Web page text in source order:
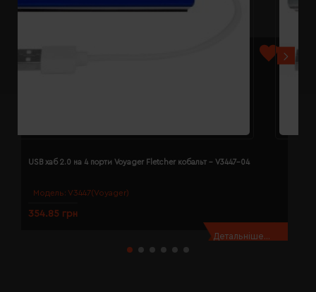
Модель: V3447(Voyager)
USB хаб 2.0 на 4 порти Voyager Fletcher кобальт - V3447-04
354.85 грн
Детальніше...